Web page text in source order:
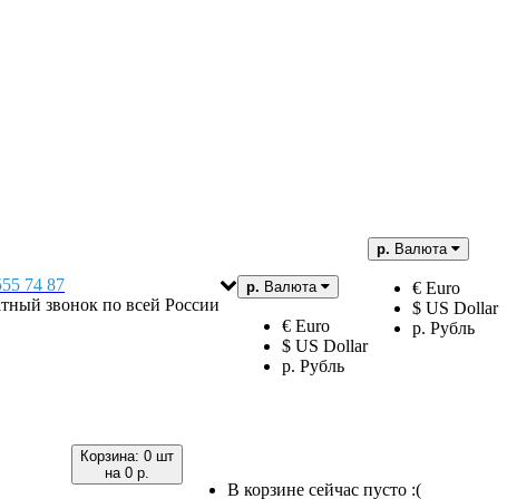
р. Валюта
€ Euro
$ US Dollar
р. Рубль
р. Валюта
€ Euro
$ US Dollar
р. Рубль
74 87
звонок по всей России
Корзина: 0 шт
на 0 р.
В корзине сейчас пусто :(